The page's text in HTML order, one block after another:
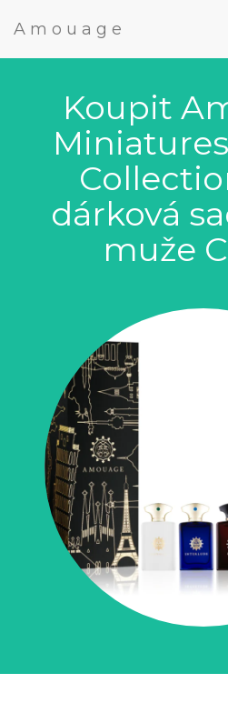
Amouage
Koupit
dárková
muže